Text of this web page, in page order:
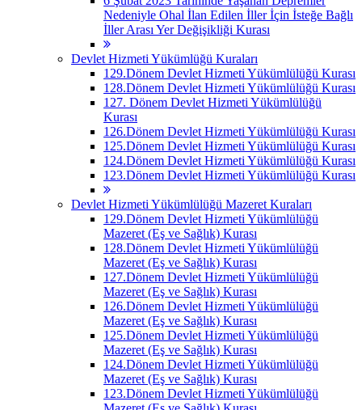
Nedeniyle Ohal İlan Edilen İller İçin İsteğe Bağlı
İller Arası Yer Değişikliği Kurası
Devlet Hizmeti Yükümlüğü Kuraları
129.Dönem Devlet Hizmeti Yükümlülüğü Kurası
128.Dönem Devlet Hizmeti Yükümlülüğü Kurası
127. Dönem Devlet Hizmeti Yükümlülüğü
Kurası
126.Dönem Devlet Hizmeti Yükümlülüğü Kurası
125.Dönem Devlet Hizmeti Yükümlülüğü Kurası
124.Dönem Devlet Hizmeti Yükümlülüğü Kurası
123.Dönem Devlet Hizmeti Yükümlülüğü Kurası
Devlet Hizmeti Yükümlülüğü Mazeret Kuraları
129.Dönem Devlet Hizmeti Yükümlülüğü
Mazeret (Eş ve Sağlık) Kurası
128.Dönem Devlet Hizmeti Yükümlülüğü
Mazeret (Eş ve Sağlık) Kurası
127.Dönem Devlet Hizmeti Yükümlülüğü
Mazeret (Eş ve Sağlık) Kurası
126.Dönem Devlet Hizmeti Yükümlülüğü
Mazeret (Eş ve Sağlık) Kurası
125.Dönem Devlet Hizmeti Yükümlülüğü
Mazeret (Eş ve Sağlık) Kurası
124.Dönem Devlet Hizmeti Yükümlülüğü
Mazeret (Eş ve Sağlık) Kurası
123.Dönem Devlet Hizmeti Yükümlülüğü